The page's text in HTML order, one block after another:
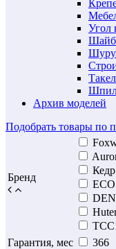
Угол
Архив моделей
Подобрать товары по
Бренд
Кедр
ECO
ТСС
Гарантия, мес
366